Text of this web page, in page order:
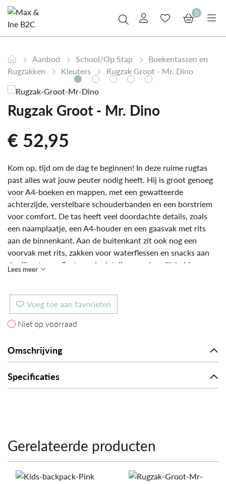
0
Aanbod School/Op Stap
Boekentassen en
Rugzakken
Kleuters Rugzak Groot - Mr. Dino
Rugzak Groot - Mr. Dino
€52,95
Kom op, tijd om de dag te beginnen! In deze ruime rugtas
past alles wat jouw peuter nodig heeft. Hij is groot genoeg
voor A4-boeken en mappen, met een gewatteerde
achterzijde, verstelbare schouderbanden en een borstriem
voor comfort. De tas heeft veel doordachte details, zoals
een naamplaatje, een A4-houder en een gaasvak met rits
aan de binnenkant. Aan de buitenkant zit ook nog een
voorvak met rits, zakken voor waterflessen en snacks aan
de zijkanten, reflecterende details voor de veiligheid en
Lees meer
Voeg toe aan favorieten
Niet op voorraad
Niet op voorraad
Omschrijving
Specificaties
Gerelateerde producten